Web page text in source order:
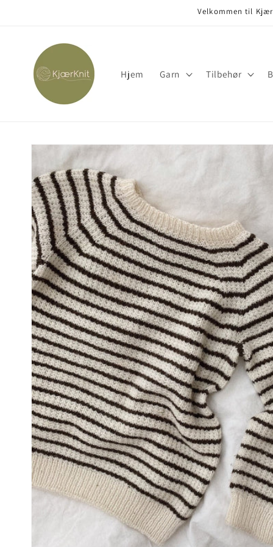
Velkommen til
Hjem Garn Tilbehør
produktoplysninger